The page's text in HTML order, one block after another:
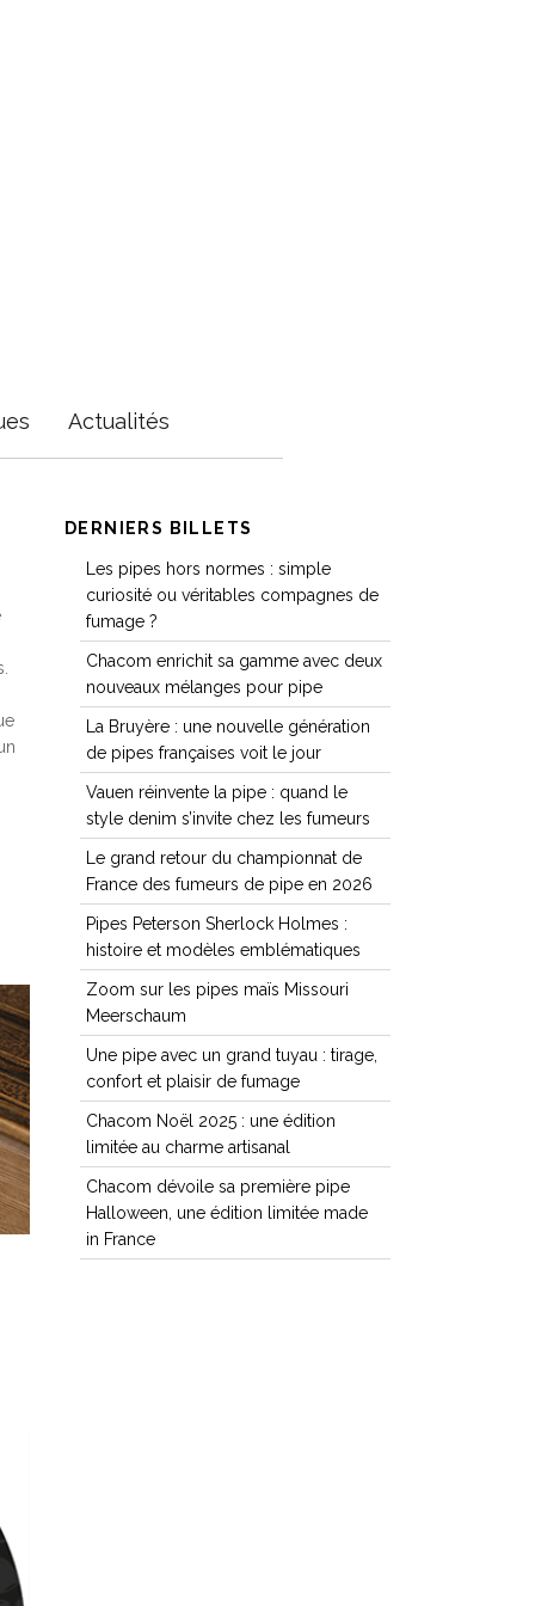
Actualités
DERNIERS BILLETS
Les pipes hors normes : simple
curiosité ou véritables compagnes de
fumage ?
Chacom enrichit sa gamme avec deux
nouveaux mélanges pour pipe
La Bruyère : une nouvelle génération
de pipes françaises voit le jour
Vauen réinvente la pipe : quand le
style denim s’invite chez les fumeurs
Le grand retour du championnat de
France des fumeurs de pipe en 2026
Pipes Peterson Sherlock Holmes :
histoire et modèles emblématiques
Zoom sur les pipes maïs Missouri
Meerschaum
Une pipe avec un grand tuyau : tirage,
confort et plaisir de fumage
Chacom Noël 2025 : une édition
limitée au charme artisanal
Chacom dévoile sa première pipe
Halloween, une édition limitée made
in France